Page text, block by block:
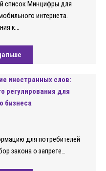
список Минцифры для
интернета.
к…
иностранных слов:
регулирования для
бизнеса
для потребителей
закона о запрете…